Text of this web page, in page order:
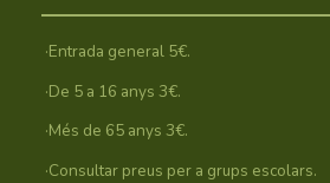
·Entrada general 5€.
·De 5 a 16 anys 3€.
·Més de 65 anys 3€.
·Consultar preus per a grups escolars.